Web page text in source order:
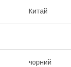
Китай
чорний